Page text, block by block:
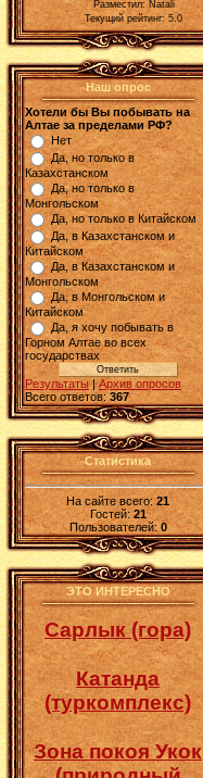
Разместил: Natali
Текущий рейтинг: 5.0
Наш опрос
Хотели бы Вы побывать на
Алтае за пределами РФ?
Нет
Да, но только в
Казахстанском
Да, но только в
Монгольском
Да, но только в Китайском
Да, в Казахстанском и
Китайском
Да, в Казахстанском и
Монгольском
Да, в Монгольском и
Китайском
Да, я хочу побывать в
Горном Алтае во всех
государствах
Результаты |Архив опросов
Всего ответов: 367
Статистика
На сайте всего:21
Гостей: 21
Пользователей: 0
ЭТО ИНТЕРЕСНО
Сарлык (гора)
Катанда
(туркомплекс)
Зона покоя Укок